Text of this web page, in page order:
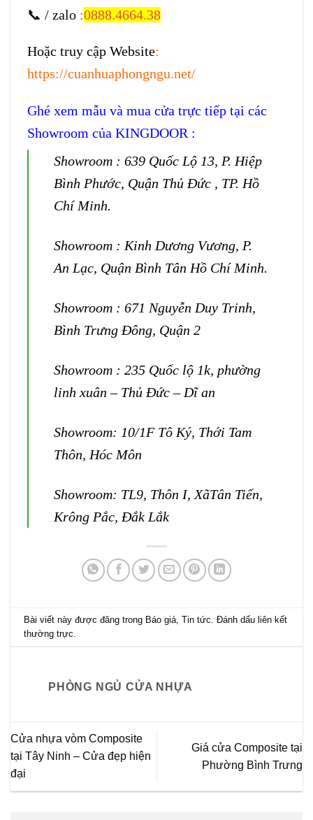
📞 / zalo :0888.4664.38
Hoặc truy cập Website:
https://cuanhuaphongngu.net/
Ghé xem mẫu và mua cửa trực tiếp tại các
Showroom của KINGDOOR :
Showroom : 639 Quốc Lộ 13, P. Hiệp
Bình Phước, Quận Thủ Đức , TP. Hồ
Chí Minh.
Showroom : Kinh Dương Vương, P.
An Lạc, Quận Bình Tân Hồ Chí Minh.
Showroom : 671 Nguyễn Duy Trinh,
Bình Trưng Đông, Quận 2
Showroom : 235 Quốc lộ 1k, phường
linh xuân – Thủ Đức – Dĩ an
Showroom: 10/1F Tô Ký, Thới Tam
Thôn, Hóc Môn
Showroom: TL9, Thôn I, XãTân Tiến,
Krông Pắc, Đắk Lắk
Bài viết này được đăng trong Báo giá ,Tin tức . Đánh dấuliên kết
thường trực
PHÒNG NGỦ CỬA NHỰA
Cửa nhựa vòm Composite
tại Tây Ninh – Cửa đẹp hiện
đại
Giá cửa Composite tại
Phường Bình Trưng